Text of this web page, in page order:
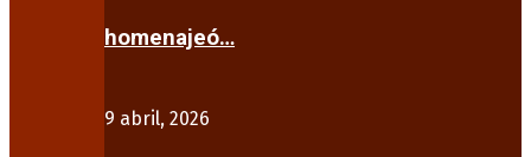
homenajeó…
9 abril, 2026